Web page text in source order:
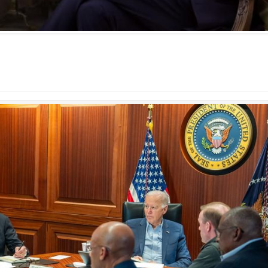
symptôme d’une fatigue
historique juive face à
l’injonction de faiblesse ?